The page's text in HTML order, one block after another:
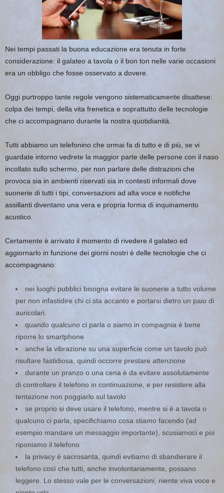
Nei tempi passati la buona educazione era tenuta in forte
considerazione: il galateo a tavola o il bon ton nelle varie occasioni
era un obbligo che fosse osservato a dovere.
Oggi purtroppo tante regole vengono sistematicamente disattese:
colpa dei tempi, della vita frenetica e soprattutto delle tecnologie
che ci accompagnano durante la nostra quotidianità.
Tutti abbiamo un telefonino che ormai fa di tutto e di più, se vi
guardate intorno vedrete la maggior parte delle persone con il naso
incollato sullo schermo, per non parlare delle distrazioni che
provoca sia in ambienti riservati sia in contesti informali dove
suonerie di tutti i tipi, conversazioni ad alta voce e notifiche
assillanti diventano una vera e propria forma di inquinamento
acustico.
Certamente è arrivato il momento di rivedere il galateo ed
aggiornarlo in funzione dei giorni nostri è delle tecnologie che ci
accompagnano:
nei luoghi pubblici bisogna evitare le suonerie a tutto volume
per non infastidire chi ci sta accanto e portarsi dietro un paio di
auricolari.
quando qualcuno ci parla o siamo in compagnia è bene
riporre lo smartphone
anche la vibrazione su una superficie come un tavolo può
risultare fastidiosa, quindi occorre prestare attenzione
durante un pranzo o una cena è da evitare assolutamente
di controllare il telefono in continuazione, e per resistere alla
tentazione non poggiarlo sul tavolo
se proprio si deve usare il telefono, mentre si è a tavola o
qualcuno ci parla, specifichiamo cosa stiamo facendo (ad
esempio mandare un messaggio importante), scusiamoci e poi
riponiamo il telefono
la privacy è sacrosanta, quindi evitiamo di sbandierare il
telefono così che tutti, anche involontariamente, possano
leggere. Lo stesso vale per le conversazioni, niente viva voce e